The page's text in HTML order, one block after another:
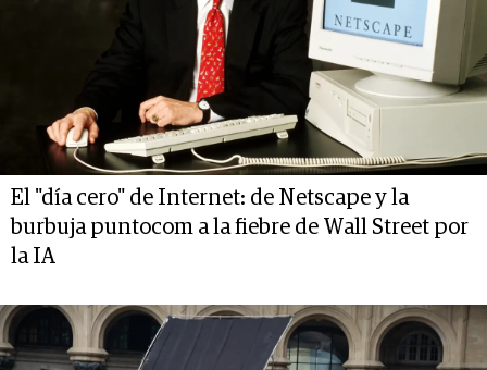
El "día cero" de Internet: de Netscape y la
burbuja puntocom a la fiebre de Wall Street por
la IA